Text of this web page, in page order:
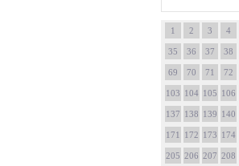
1 2 3 4
35 36 37 38
69 70 71 72
103 104 105 106
137 138 139 140
171 172 173 174
205 206 207 208